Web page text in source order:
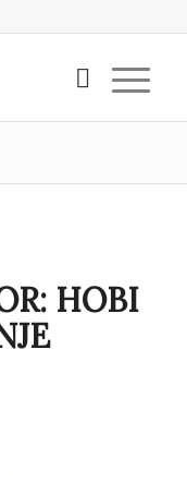
HOBI